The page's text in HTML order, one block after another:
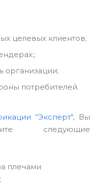
целевых клиентов;
организации;
потребителей.
“Эксперт", Вы
следующие
плечами